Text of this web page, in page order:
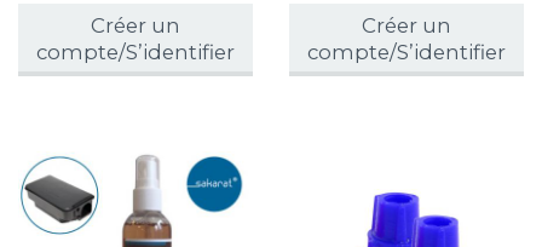
Créer un
compte/S’identifier
(x1)
Créer un
compte/S’identifier